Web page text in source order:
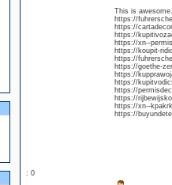
This is
https://
https://
https://
https://xn--
https://koupit-
https://
https://goethe-
https://
https://
https://
https://
https://xn--
https://
: 0